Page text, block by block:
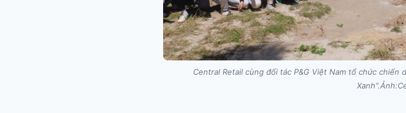
Central Retail cùng đối tác P&G Việt Nam tổ chức chiến